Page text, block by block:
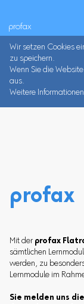
profax
Wir setzen Cookies
zu speichern.
Wenn Sie die
aus.
Weitere
profax
Mit der profax
sämtlichen
werden, zu
Lernmodule im
Sie melden uns